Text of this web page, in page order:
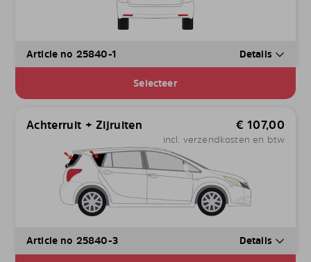
Article no 25840-1 Details
Selecteer
Achterruit + Zijruiten € 107,00
incl. verzendkosten en btw
Article no 25840-3 Details